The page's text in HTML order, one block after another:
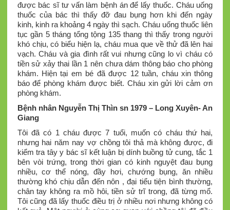
được bác sĩ tư vấn làm bệnh án để lấy thuốc. Cháu uống
thuốc của bác thì thấy đỡ đau bụng hơn khi đến ngày
kinh, kinh ra khoảng 4 ngày thì sạch. Cháu uống thuốc liên
tục gần 5 tháng tổng tộng 135 thang thì thấy trong người
khó chịu, có biểu hiện lạ, cháu mua que về thử đã lên hai
vạch. Cháu và gia đình rất vui nhưng cũng lo vì cháu có
tiền sử xảy thai lần 1 nên chưa dám thông báo cho phòng
khám. Hiện tại em bé đã được 12 tuần, cháu xin thông
báo để phòng khám được biết. Cháu xin gửi lời cảm ơn
phòng khám.
Bệnh nhân Nguyễn Thị Thìn sn 1979 – Long Xuyên- An
Giang
Tôi đã có 1 cháu được 7 tuổi, muốn có cháu thứ hai,
nhưng hai năm nay vợ chồng tôi thả mà không được, đi
kiểm tra tây y bác sĩ kết luận bị dính buồng tử cung, tắc 1
bên vòi trứng, trong thời gian có kinh nguyệt đau bụng
nhiều, cơ thể nóng, đầy hơi, chướng bụng, ăn nhiều
thường khó chịu dẫn đến nôn , đại tiểu tiện bình thường,
chân tay không ra mồ hôi, tiền sử trĩ trong, đã từng mổ.
Tôi cũng đã lấy thuốc điều trị ở nhiều nơi nhưng không có